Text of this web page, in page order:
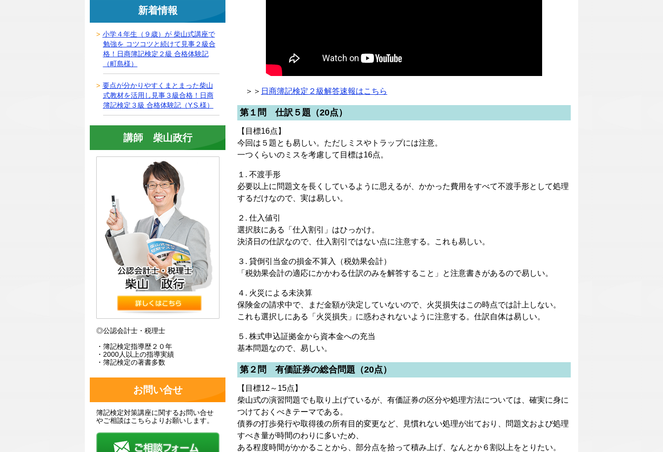
＞＞ 日商簿記検定２級解答速報はこちら
第１問 仕訳５題（20点）
【目標16点】
今回は５題とも易しい。ただしミスやトラップには注意。
一つくらいのミスを考慮して目標は16点。
１. 不渡手形
必要以上に問題文を長くしているように思えるが、かかった費用をすべて不渡手形として処理
するだけなので、実は易しい。
２. 仕入値引
選択肢にある「仕入割引」はひっかけ。
決済日の仕訳なので、仕入割引ではない点に注意する。これも易しい。
３. 貸倒引当金の損金不算入（税効果会計）
「税効果会計の適応にかかわる仕訳のみを解答すること」と注意書きがあるので易しい。
４. 火災による未決算
保険金の請求中で、まだ金額が決定していないので、火災損失はこの時点では計上しない。
これも選択しにある「火災損失」に惑わされないように注意する。仕訳自体は易しい。
５. 株式申込証拠金から資本金への充当
基本問題なので、易しい。
第２問 有価証券の総合問題（20点）
【目標12～15点】
柴山式の演習問題でも取り上げているが、有価証券の区分や処理方法については、確実に身に
つけておくべきテーマである。
債券の打歩発行や取得後の所有目的変更など、見慣れない処理が出ており、問題文および処理
すべき量が時間のわりに多いため、
ある程度時間がかかることから、部分点を拾って積み上げ、なんとか６割以上をとりたい。
新着情報
小学４年生（９歳）が 柴山式講座で
勉強を コツコツと続けて見事２級合
格！日商簿記検定２級 合格体験記
（町島様）
要点が分かりやすくまとまった柴山
式教材を活用し見事３級合格！日商
簿記検定３級 合格体験記（Y.S.様）
講師 柴山政行
◎公認会計士・税理士
・簿記検定指導歴２０年
・2000人以上の指導実績
・簿記検定の著書多数
お問い合せ
簿記検定対策講座に関するお問い合せ
やご相談はこちらよりお願いします。